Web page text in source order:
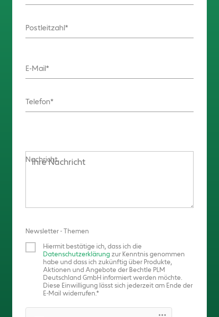
Postleitzahl
E-Mail
Telefon
Nachricht
Newsletter - Themen
Hiermit bestätige ich, dass ich die
Datenschutzerklärungzur Kenntnis genommen
habe und dass ich zukünftig über Produkte,
Aktionen und Angebote der Bechtle PLM
Deutschland GmbH informiert werden möchte.
Diese Einwilligung lässt sich jederzeit am Ende der
E-Mail widerrufen.